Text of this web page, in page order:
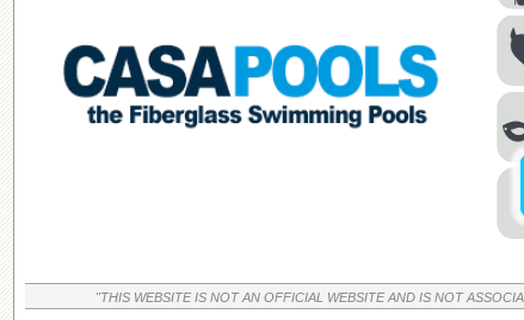
"THIS WEBSITE IS NOT AN OFFICIAL WEBSITE AND IS NOT